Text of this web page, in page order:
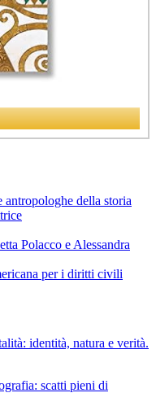
della storia
Polacco e Alessandra
per i diritti civili
identità, natura e verità.
scatti pieni di